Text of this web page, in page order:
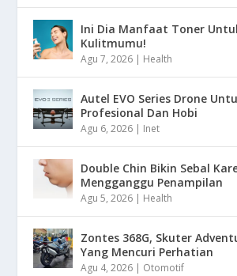
Ini Dia Manfaat Toner
Kulitmumu!
Agu 7, 2026 | Health
Autel EVO Series Drone
Profesional Dan Hobi
Agu 6, 2026 | Inet
Double Chin Bikin Sebal
Mengganggu Penampilan
Agu 5, 2026 | Health
Zontes 368G, Skuter
Yang Mencuri Perhatian
Agu 4, 2026 | Otomotif